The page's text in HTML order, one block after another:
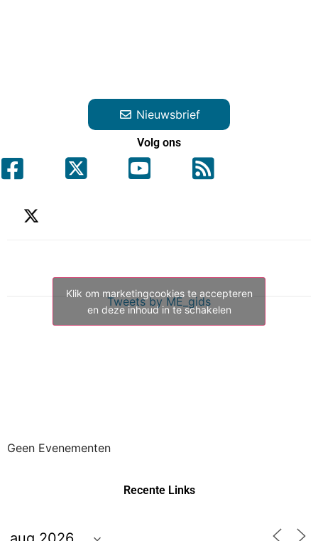
Nieuwsbrief
Volg ons
Tweets by ME_gids
Klik om marketingcookies te accepteren
en deze inhoud in te schakelen
Geen Evenementen
Recente Links